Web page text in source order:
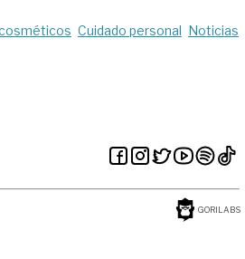
Cuidado personal Noticias
GORILABS